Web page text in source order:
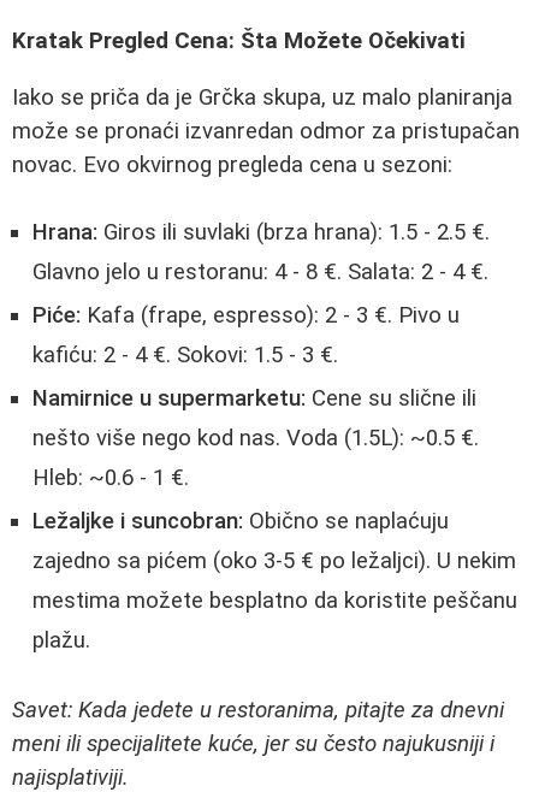
Kratak Pregled Cena: Šta Možete Očekivati
Iako se priča da je Grčka skupa, uz malo planiranja
može se pronaći izvanredan odmor za pristupačan
novac. Evo okvirnog pregleda cena u sezoni:
Hrana: Giros ili suvlaki (brza hrana): 1.5 - 2.5 €.
Glavno jelo u restoranu: 4 - 8 €. Salata: 2 - 4 €.
Piće: Kafa (frape, espresso): 2 - 3 €. Pivo u
kafiću: 2 - 4 €. Sokovi: 1.5 - 3 €.
Namirnice u supermarketu: Cene su slične ili
nešto više nego kod nas. Voda (1.5L): ~0.5 €.
Hleb: ~0.6 - 1 €.
Ležaljke i suncobran: Obično se naplaćuju
zajedno sa pićem (oko 3-5 € po ležaljci). U nekim
mestima možete besplatno da koristite peščanu
plažu.
Savet: Kada jedete u restoranima, pitajte za dnevni
meni ili specijalitete kuće, jer su često najukusniji i
najisplativiji.